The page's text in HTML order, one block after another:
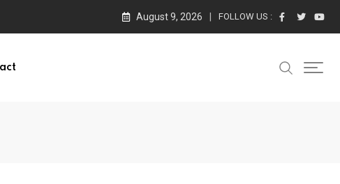
August 9, 2026 FOLLOW US :